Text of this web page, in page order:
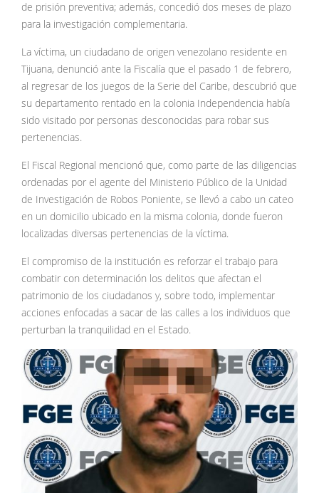
de prisión preventiva; además, concedió dos meses de plazo
para la investigación complementaria.
La víctima, un ciudadano de origen venezolano residente en
Tijuana, denunció ante la Fiscalía que el pasado 1 de febrero,
al regresar de los juegos de la Serie del Caribe, descubrió que
su departamento rentado en la colonia Independencia había
sido visitado por personas desconocidas para robar sus
pertenencias.
El Fiscal Regional mencionó que, como parte de las diligencias
ordenadas por el agente del Ministerio Público de la Unidad
de Investigación de Robos Poniente, se llevó a cabo un cateo
en un domicilio ubicado en la misma colonia, donde fueron
localizadas diversas pertenencias de la víctima.
El compromiso de la institución es reforzar el trabajo para
combatir con determinación los delitos que afectan el
patrimonio de los ciudadanos y, sobre todo, implementar
acciones enfocadas a sacar de las calles a los individuos que
perturban la tranquilidad en el Estado.